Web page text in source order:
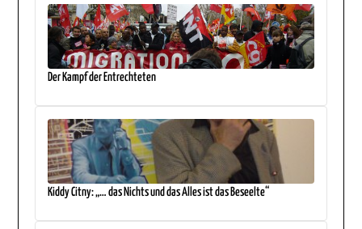
Der Kampf der Entrechteten
Kiddy Citny: „… das Nichts und das Alles ist das Beseelte“